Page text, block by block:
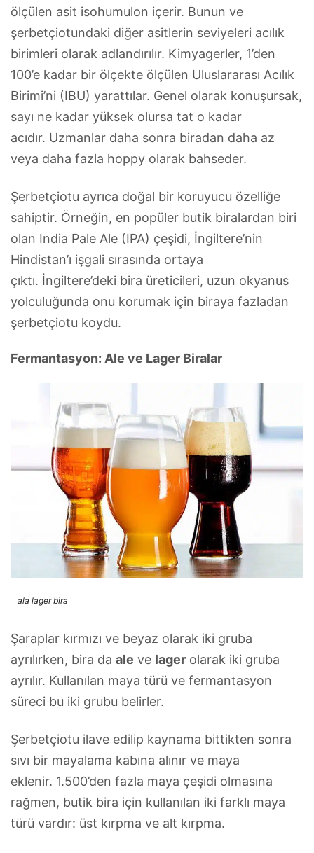
ölçülen asit isohumulon içerir. Bunun ve
şerbetçiotundaki diğer asitlerin seviyeleri acılık
birimleri olarak adlandırılır. Kimyagerler, 1’den
100’e kadar bir ölçekte ölçülen Uluslararası Acılık
Birimi’ni (IBU) yarattılar. Genel olarak konuşursak,
sayı ne kadar yüksek olursa tat o kadar
acıdır. Uzmanlar daha sonra biradan daha az
veya daha fazla hoppy olarak bahseder.
Şerbetçiotu ayrıca doğal bir koruyucu özelliğe
sahiptir. Örneğin, en popüler butik biralardan biri
olan India Pale Ale (IPA) çeşidi, İngiltere’nin
Hindistan’ı işgali sırasında ortaya
çıktı. İngiltere’deki bira üreticileri, uzun okyanus
yolculuğunda onu korumak için biraya fazladan
şerbetçiotu koydu.
Fermantasyon: Ale ve Lager Biralar
ala lager bira
Şaraplar kırmızı ve beyaz olarak iki gruba
ayrılırken, bira da ale ve lager olarak iki gruba
ayrılır. Kullanılan maya türü ve fermantasyon
süreci bu iki grubu belirler.
Şerbetçiotu ilave edilip kaynama bittikten sonra
sıvı bir mayalama kabına alınır ve maya
eklenir. 1.500’den fazla maya çeşidi olmasına
rağmen, butik bira için kullanılan iki farklı maya
türü vardır: üst kırpma ve alt kırpma.